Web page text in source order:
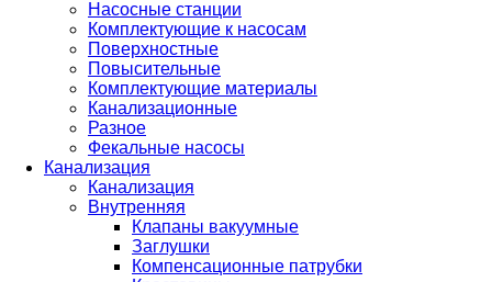
Насосные станции
Комплектующие к насосам
Поверхностные
Повысительные
Комплектующие материалы
Канализационные
Разное
Фекальные насосы
Канализация
Канализация
Внутренняя
Клапаны вакуумные
Заглушки
Компенсационные патрубки